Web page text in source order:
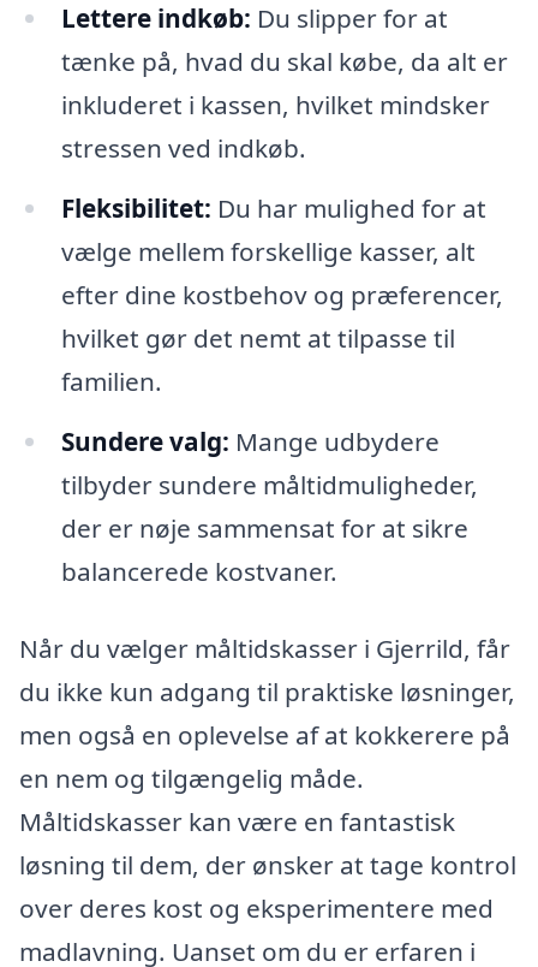
Lettere indkøb: Du slipper for at
tænke på, hvad du skal købe, da alt er
inkluderet i kassen, hvilket mindsker
stressen ved indkøb.
Fleksibilitet: Du har mulighed for at
vælge mellem forskellige kasser, alt
efter dine kostbehov og præferencer,
hvilket gør det nemt at tilpasse til
familien.
Sundere valg: Mange udbydere
tilbyder sundere måltidmuligheder,
der er nøje sammensat for at sikre
balancerede kostvaner.
Når du vælger måltidskasser i Gjerrild, får
du ikke kun adgang til praktiske løsninger,
men også en oplevelse af at kokkerere på
en nem og tilgængelig måde.
Måltidskasser kan være en fantastisk
løsning til dem, der ønsker at tage kontrol
over deres kost og eksperimentere med
madlavning. Uanset om du er erfaren i